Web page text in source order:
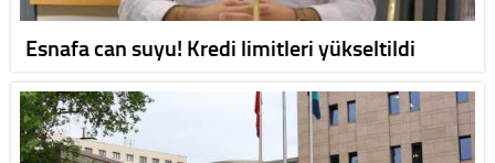
Esnafa can suyu! Kredi limitleri yükseltildi